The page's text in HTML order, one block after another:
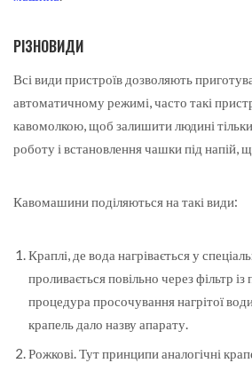
РІЗНОВИДИ
Всі види пристроїв дозволяють
автоматичному режимі, часто такі
кавомолкою, щоб залишити людині
роботу і встановлення чашки під напій,
Кавомашини поділяються на такі види:
Краплі, де вода нагрівається у
проливається повільно через фільтр
процедура просочування нагрітої
крапель дало назву апарату.
Рожкові. Тут принципи аналогічні